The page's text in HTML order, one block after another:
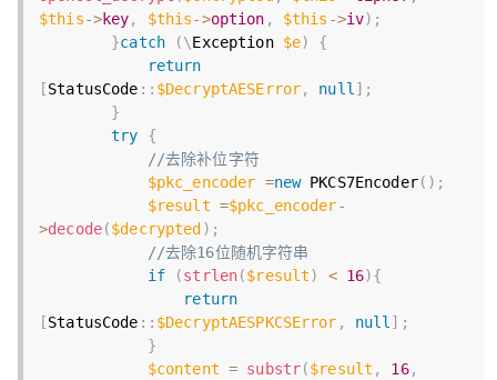
$this->key, $this->option , $this ->iv) ;
}catch (\Exception $e)
{
return
[StatusCode : : $DecryptAESError, null] ;
}
try
{
//去除补位字符
$pkc_encoder =new PKCS7Encoder( ) ;
$result =$pkc_encoder-
>decode($decrypted ) ;
//去除16位随机字符串
if
(strlen($result) < 16){
return
[StatusCode : : $DecryptAESPKCSError , null] ;
}
$content = substr($result , 16,